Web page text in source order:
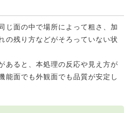
じ面の中で場所によって粗さ、加
の残り方などがそろっていない状
あると、本処理の反応や見え方が
能面でも外観面でも品質が安定し